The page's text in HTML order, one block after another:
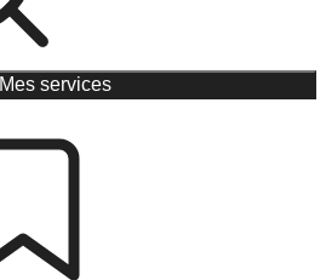
Mes services